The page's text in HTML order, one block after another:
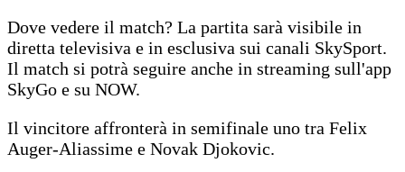
Dove vedere il match? La partita sarà visibile in
diretta televisiva e in esclusiva sui canali SkySport.
Il match si potrà seguire anche in streaming sull'app
SkyGo e su NOW.
Il vincitore affronterà in semifinale uno tra Felix
Auger-Aliassime e Novak Djokovic.